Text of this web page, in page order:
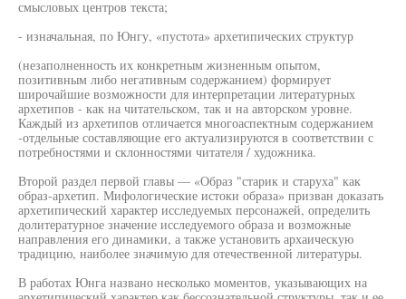
смысловых центров текста;
- изначальная, по Юнгу, «пустота» архетипических структур
(незаполненность их конкретным жизненным опытом,
позитивным либо негативным содержанием) формирует
широчайшие возможности для интерпретации литературных
архетипов - как на читательском, так и на авторском уровне.
Каждый из архетипов отличается многоаспектным содержанием
-отдельные составляющие его актуализируются в соответствии с
потребностями и склонностями читателя / художника.
Второй раздел первой главы — «Образ "старик и старуха" как
образ-архетип. Мифологические истоки образа» призван доказать
архетипический характер исследуемых персонажей, определить
долитературное значение исследуемого образа и возможные
направления его динамики, а также установить архаическую
традицию, наиболее значимую для отечественной литературы.
В работах Юнга названо несколько моментов, указывающих на